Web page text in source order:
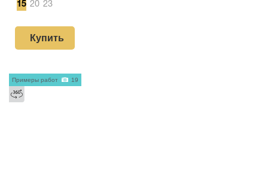
15 20 23
Купить
Примеры работ 19